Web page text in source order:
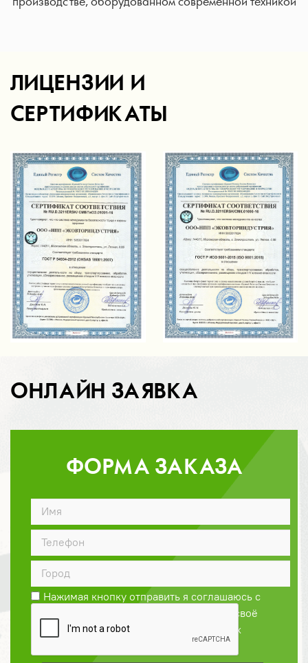
ЛИЦЕНЗИИ И
СЕРТИФИКАТЫ
ОНЛАЙН ЗАЯВКА
ФОРМА ЗАКАЗА
Нажимая кнопку отправить я соглашаюсь с
и даю своё
согласие на обработку персональных